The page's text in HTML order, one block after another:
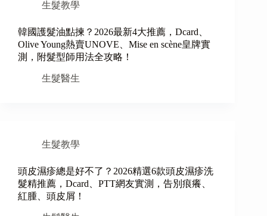
生髮教學
韓國護髮油點揀？2026最新4大推薦，Dcard、
Olive Young熱賣UNOVE、Mise en scène皇牌實
測，附髮型師用法全攻略！
生髮醫生
生髮教學
頭皮濕疹總是好不了？2026精選6款頭皮濕疹洗
髮精推薦，Dcard、PTT網友實測，告別痕癢、
紅腫、頭皮屑！